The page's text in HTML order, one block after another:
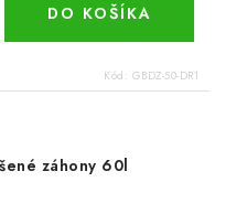
DO KOŠÍKA
Kód: GBDZ-50-DR1
záhony 60l